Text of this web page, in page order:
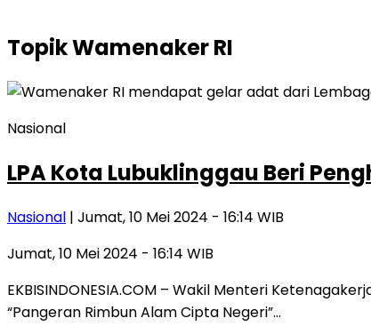
TopikWamenaker RI
Nasional
LPA Kota Lubuklinggau Beri
Nasional | Jumat, 10 Mei 2024 - 16:14 WIB
Jumat, 10 Mei 2024 - 16:14 WIB
EKBISINDONESIA.COM – Wakil Menteri
“Pangeran Rimbun Alam Cipta Negeri”…